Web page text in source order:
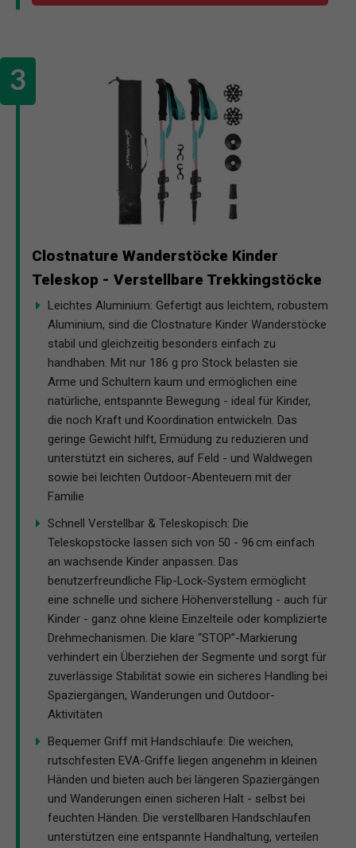
Clostnature Wanderstöcke Kinder
Teleskop - Verstellbare Trekkingstöcke
Leichtes Aluminium: Gefertigt aus leichtem, robustem
Aluminium, sind die Clostnature Kinder Wanderstöcke
stabil und gleichzeitig besonders einfach zu
handhaben. Mit nur 186 g pro Stock belasten sie
Arme und Schultern kaum und ermöglichen eine
natürliche, entspannte Bewegung - ideal für Kinder,
die noch Kraft und Koordination entwickeln. Das
geringe Gewicht hilft, Ermüdung zu reduzieren und
unterstützt ein sicheres, auf Feld - und Waldwegen
sowie bei leichten Outdoor-Abenteuern mit der
Familie
Schnell Verstellbar & Teleskopisch: Die
Teleskopstöcke lassen sich von 50 - 96 cm einfach
an wachsende Kinder anpassen. Das
benutzerfreundliche Flip-Lock-System ermöglicht
eine schnelle und sichere Höhenverstellung - auch für
Kinder - ganz ohne kleine Einzelteile oder komplizierte
Drehmechanismen. Die klare “STOP”-Markierung
verhindert ein Überziehen der Segmente und sorgt für
zuverlässige Stabilität sowie ein sicheres Handling bei
Spaziergängen, Wanderungen und Outdoor-
Aktivitäten
Bequemer Griff mit Handschlaufe: Die weichen,
rutschfesten EVA-Griffe liegen angenehm in kleinen
Händen und bieten auch bei längeren Spaziergängen
und Wanderungen einen sicheren Halt - selbst bei
feuchten Händen. Die verstellbaren Handschlaufen
unterstützen eine entspannte Handhaltung, verteilen